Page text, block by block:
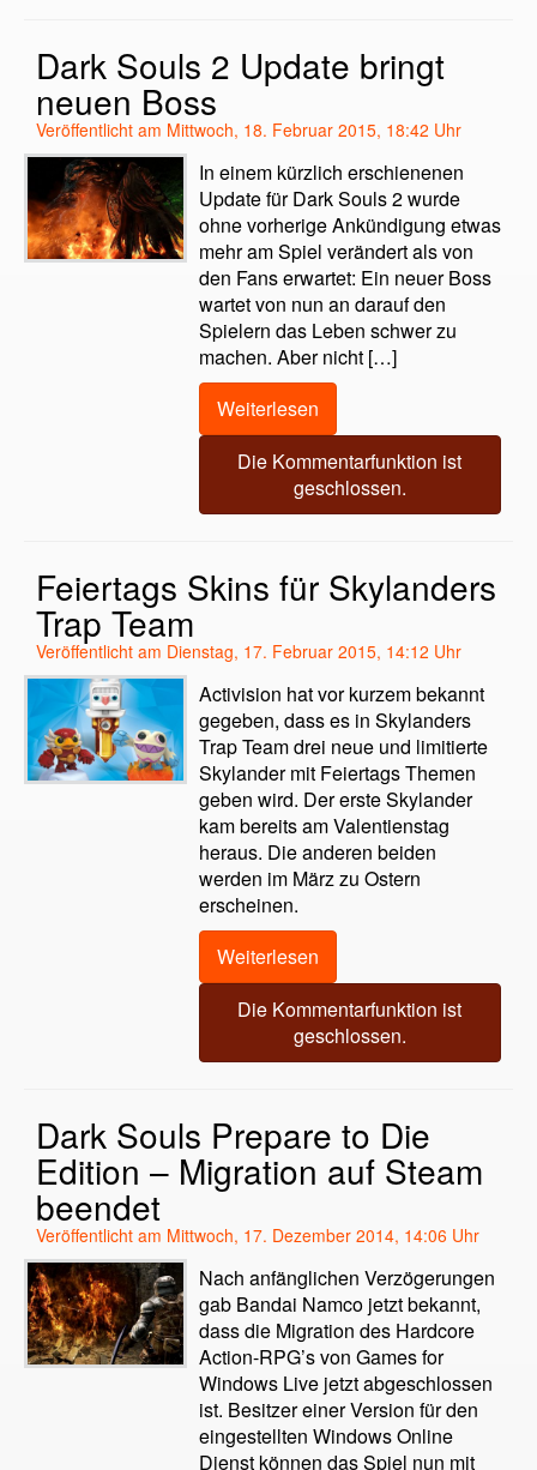
Dark Souls 2 Update bringt
neuen Boss
Veröffentlicht am Mittwoch, 18. Februar 2015, 18:42 Uhr
In einem kürzlich erschienenen
Update für Dark Souls 2 wurde
ohne vorherige Ankündigung etwas
mehr am Spiel verändert als von
den Fans erwartet: Ein neuer Boss
wartet von nun an darauf den
Spielern das Leben schwer zu
machen. Aber nicht […]
Weiterlesen
Die Kommentarfunktion ist
geschlossen.
Feiertags Skins für Skylanders
Trap Team
Veröffentlicht am Dienstag, 17. Februar 2015, 14:12 Uhr
Activision hat vor kurzem bekannt
gegeben, dass es in Skylanders
Trap Team drei neue und limitierte
Skylander mit Feiertags Themen
geben wird. Der erste Skylander
kam bereits am Valentienstag
heraus. Die anderen beiden
werden im März zu Ostern
erscheinen.
Weiterlesen
Die Kommentarfunktion ist
geschlossen.
Dark Souls Prepare to Die
Edition – Migration auf Steam
beendet
Veröffentlicht am Mittwoch, 17. Dezember 2014, 14:06 Uhr
Nach anfänglichen Verzögerungen
gab Bandai Namco jetzt bekannt,
dass die Migration des Hardcore
Action-RPG’s von Games for
Windows Live jetzt abgeschlossen
ist. Besitzer einer Version für den
eingestellten Windows Online
Dienst können das Spiel nun mit